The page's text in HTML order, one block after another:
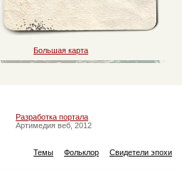
Большая карта
Разработка портала
Артимедия веб, 2012
Темы Фольклор Свидетели эпохи